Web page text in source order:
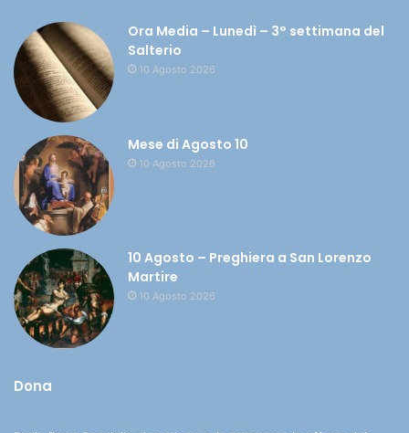
Ora Media – Lunedì – 3° settimana del
Salterio
10 Agosto 2026
Mese di Agosto 10
10 Agosto 2026
10 Agosto – Preghiera a San Lorenzo
Martire
10 Agosto 2026
Dona